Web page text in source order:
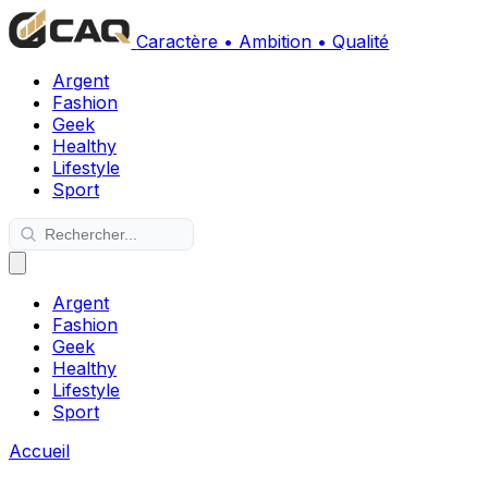
Caractère • Ambition • Qualité
Argent
Fashion
Geek
Healthy
Lifestyle
Sport
Argent
Fashion
Geek
Healthy
Lifestyle
Sport
Accueil